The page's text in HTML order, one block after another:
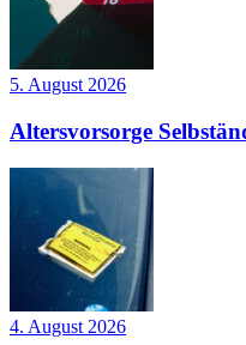
5. August 2026
Altersvorsorge
4. August 2026